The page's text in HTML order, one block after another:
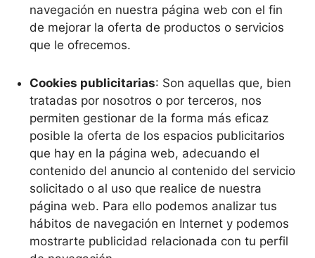
navegación en nuestra página web con el fin
de mejorar la oferta de productos o servicios
que le ofrecemos.
Cookies publicitarias: Son aquellas que, bien
tratadas por nosotros o por terceros, nos
permiten gestionar de la forma más eficaz
posible la oferta de los espacios publicitarios
que hay en la página web, adecuando el
contenido del anuncio al contenido del servicio
solicitado o al uso que realice de nuestra
página web. Para ello podemos analizar tus
hábitos de navegación en Internet y podemos
mostrarte publicidad relacionada con tu perfil